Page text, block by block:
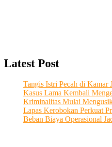
Latest Post
Tangis Istri Pecah di Kamar
Kasus Lama Kembali
Kriminalitas Mulai
Lapas Kerobokan Perkuat
Beban Biaya Operasional